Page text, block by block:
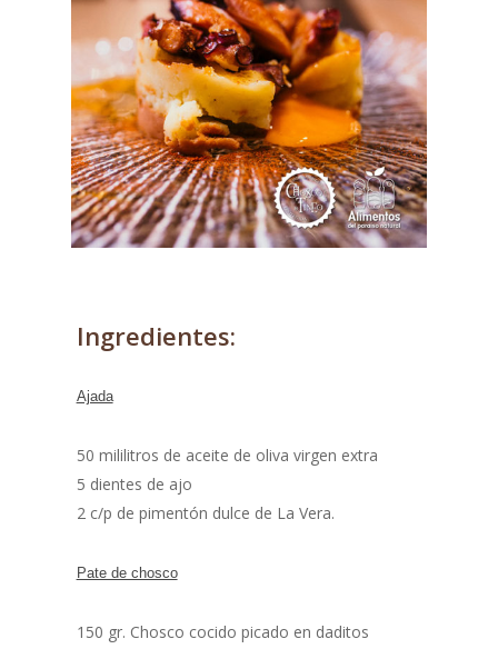
Ingredientes:
Ajada
50 mililitros de aceite de oliva virgen extra
5 dientes de ajo
2 c/p de pimentón dulce de La Vera.
Pate de chosco
150 gr. Chosco cocido picado en daditos